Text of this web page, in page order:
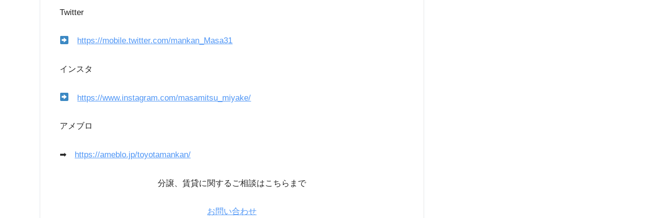
Twitter
https://mobile.twitter.com/mankan_Masa31
インスタ
https://www.instagram.com/masamitsu_miyake/
アメブロ
➡ https://ameblo.jp/toyotamankan/
分譲、賃貸に関するご相談はこちらまで
お問い合わせ